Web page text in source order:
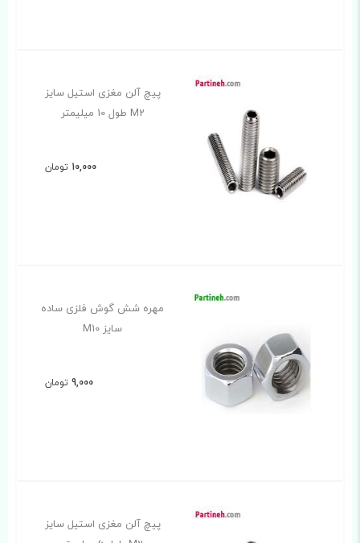
پیچ آلن مغزی استیل سایز
M2 طول 10 میلیمتر
10,000 تومان
مهره شش گوش فلزی ساده
سایز M10
9,000 تومان
پیچ آلن مغزی استیل سایز